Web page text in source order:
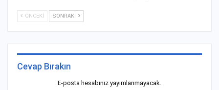
ÖNCEKI SONRAKI
Cevap Bırakın
E-posta hesabınız yayımlanmayacak.